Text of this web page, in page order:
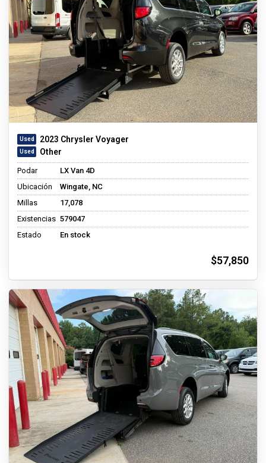
2023 Chrysler Voyager
Other
Podar
LX Van 4D
Ubicación
Wingate, NC
Millas
17,078
Existencias 579047
Estado
En stock
$57,850